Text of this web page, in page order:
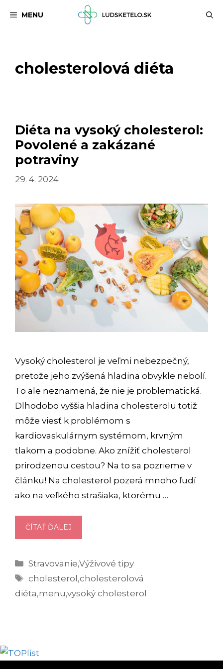
MENU
cholesterolová diéta
Diéta na vysoký cholesterol:
Povolené a zakázané
potraviny
29. 4. 2024
Vysoký cholesterol je veľmi nebezpečný,
pretože jeho zvýšená hladina obvykle nebolí.
To ale neznamená, že nie je problematická.
Dlhodobo vyššia hladina cholesterolu totiž
môže viesť k problémom s
kardiovaskulárnym systémom, krvným
tlakom a podobne. Ako znížiť cholesterol
prirodzenou cestou? Na to sa pozrieme v
článku! Na cholesterol pozerá mnoho ľudí
ako na veľkého strašiaka, ktorému …
ČÍTAŤ ĎALEJ
NA
CHOLESTEROL:
POVOLENÉ
Kategórie
Stravovanie,Výživové tipy
Značky
cholesterol,cholesterolová
diéta,menu,vysoký cholesterol